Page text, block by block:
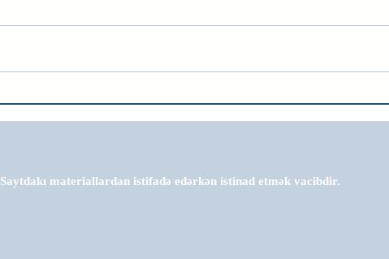
Saytdakı materiallardan istifadə edərkən istinad etmək vacibdir.